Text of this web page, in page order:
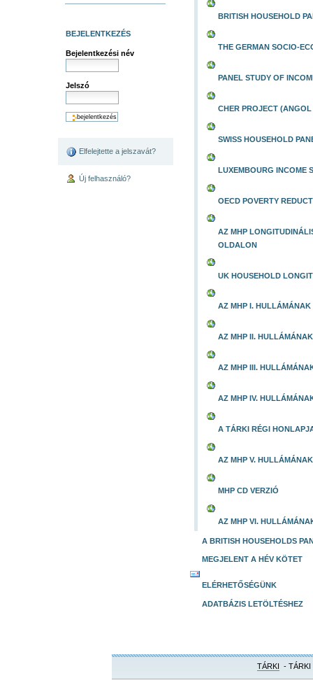
BEJELENTKEZÉS
Bejelentkezési név
Jelszó
Elfelejtette a jelszavát?
Új felhasználó?
BRITISH HOUSEHOLD
THE GERMAN SOCIO-
PANEL STUDY OF
CHER PROJECT (ANGOL
SWISS HOUSEHOLD
LUXEMBOURG INCOME
OECD POVERTY
AZ MHP
OLDALON
UK HOUSEHOLD
AZ MHP I.
AZ MHP II.
AZ MHP III.
AZ MHP IV.
A TÁRKI RÉGI
AZ MHP V.
MHP CD VERZIÓ
AZ MHP VI.
A BRITISH HOUSEHOLDS
MEGJELENT A HÉV KÖTET
ELÉRHETŐSÉGÜNK
ADATBÁZIS LETÖLTÉSHEZ
TÁRKI - TÁRKI